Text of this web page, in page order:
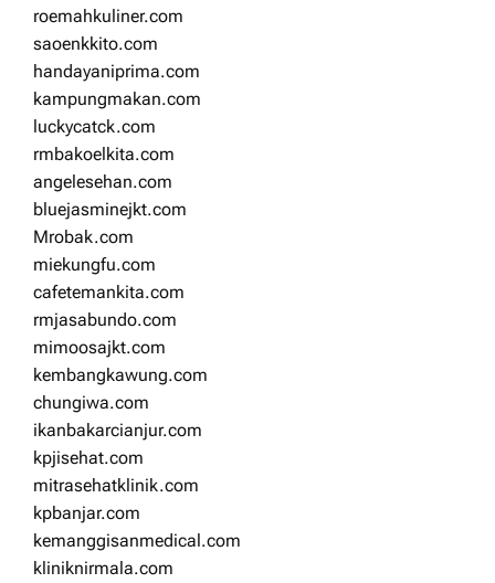
roemahkuliner.com
saoenkkito.com
handayaniprima.com
kampungmakan.com
luckycatck.com
rmbakoelkita.com
angelesehan.com
bluejasminejkt.com
Mrobak.com
miekungfu.com
cafetemankita.com
rmjasabundo.com
mimoosajkt.com
kembangkawung.com
chungiwa.com
ikanbakarcianjur.com
kpjisehat.com
mitrasehatklinik.com
kpbanjar.com
kemanggisanmedical.com
kliniknirmala.com